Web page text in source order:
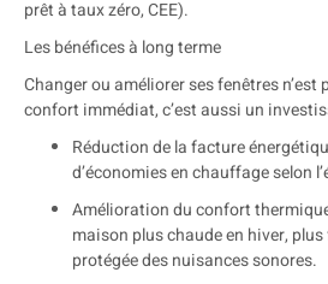
prêt à taux zéro, CEE).
Les bénéfices à long terme
Changer ou améliorer ses fenêtres n’est
confort immédiat, c’est aussi un
Réduction de la facture
d’économies en chauffage selon
Amélioration du confort
maison plus chaude en hiver, plus
protégée des nuisances sonores.